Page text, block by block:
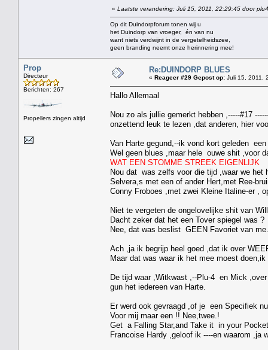
« Laatste verandering: Juli 15, 2011, 22:29:45 door plu4
Op dit Duindorpforum tonen wij u
het Duindorp van vroeger, én van nu
want niets verdwijnt in de vergetelheidszee,
geen branding neemt onze herinnering mee!
Prop
Directeur
Berichten: 267
Propellers zingen altijd
Re:DUINDORP BLUES
« Reageer #29 Gepost op: Juli 15, 2011,
Hallo Allemaal
Nou zo als jullie gemerkt hebben ,-----#17
onzettend leuk te lezen ,dat anderen, hier
Van Harte gegund,--ik vond kort geleden
Wel geen blues ,maar hele ouwe shit ,voor
WAT EEN STOMME STREEK EIGENLIJK
Nou dat was zelfs voor die tijd ,waar we het
Selvera,s met een of ander Hert,met Ree-
Conny Froboes ,met zwei Kleine Italine-er ,
Niet te vergeten de ongelovelijke shit van
Dacht zeker dat het een Tover spiegel was ?
Nee, dat was beslist GEEN Favoriet van me.
Ach ,ja ik begrijp heel goed ,dat ik over
Maar dat was waar ik het mee moest
De tijd waar ,Witkwast ,--Plu-4 en Mick
gun het iedereen van Harte.
Er werd ook gevraagd ,of je een Specifiek
Voor mij maar een !! Nee,twee.!
Get a Falling Star,and Take it in your
Francoise Hardy ,geloof ik ----en waarom